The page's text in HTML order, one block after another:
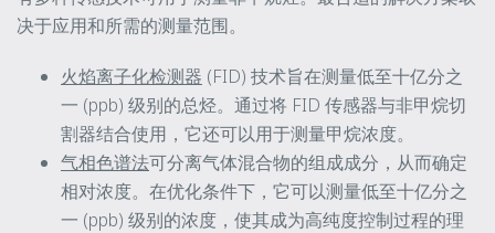
决于应用和所需的测量范围。
火焰离子化检测器 (FID) 技术旨在测量低至十亿分之
一 (ppb) 级别的总烃。通过将 FID 传感器与非甲烷切
割器结合使用，它还可以用于测量甲烷浓度。
气相色谱法可分离气体混合物的组成成分，从而确定
相对浓度。在优化条件下，它可以测量低至十亿分之
一 (ppb) 级别的浓度，使其成为高纯度控制过程的理